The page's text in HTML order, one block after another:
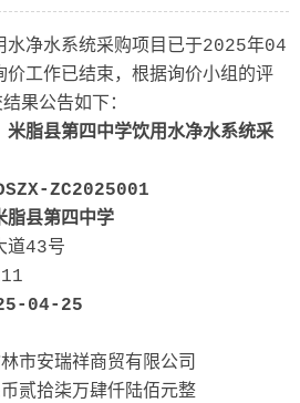
净水系统采购项目已于2025年04
工作已结束，根据询价小组的评
果公告如下：
米脂县第四中学饮用水净水系统采
SZX-ZC2025001
脂县第 四中学
43号
5-04- 25
安瑞祥商贸有限公司
拾柒万肆仟陆佰元整